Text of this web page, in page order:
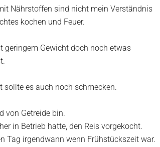
Nährstoffen sind nicht mein Verständnis
kochen und Feuer.
geringem Gewicht doch noch etwas
sollte es auch noch schmecken.
von Getreide bin.
in Betrieb hatte, den Reis vorgekocht.
Tag irgendwann wenn Frühstückszeit war.